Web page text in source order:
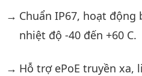
Chuẩn IP67, hoạt
nhiệt độ -40 đến +60 C.
Hỗ trợ ePoE truyền xa,